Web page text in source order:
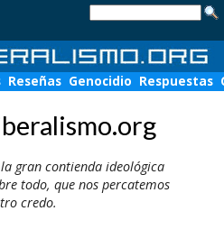
Reseñas Genocidio Respuestas
gran contienda ideológica
todo, que nos percatemos
credo.